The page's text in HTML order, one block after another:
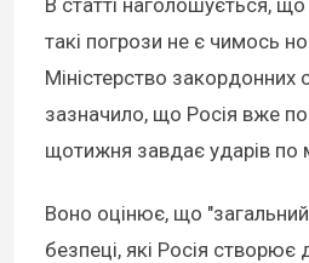
такі погрози не є чимось
Міністерство закордонних
зазначило, що Росія вже
щотижня завдає ударів по
Воно оцінює, що "загальний
безпеці, які Росія створює